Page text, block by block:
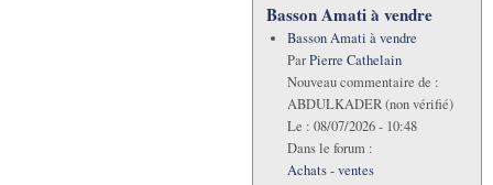
Basson Amati à vendre
Basson Amati à vendre
ParPierre Cathelain
Nouveau commentaire de :
ABDULKADER (non vérifié)
Le : 08/07/2026 - 10:48
Dans le forum :
Achats - ventes